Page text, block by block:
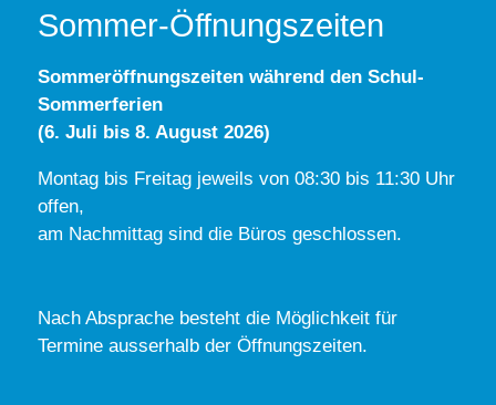
Sommer-Öffnungszeiten
Sommeröffnungszeiten während den Schul-
Sommerferien
(6. Juli bis 8. August 2026)
Montag bis Freitag jeweils von 08:30 bis 11:30 Uhr
offen,
am Nachmittag sind die Büros geschlossen.
Nach Absprache besteht die Möglichkeit für
Termine ausserhalb der Öffnungszeiten.